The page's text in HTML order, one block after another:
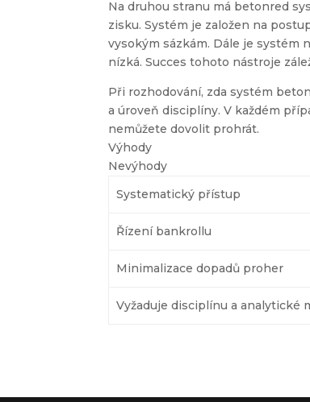
Na druhou stranu má betonred
zisku. Systém je založen na
vysokým sázkám. Dále je systém
nízká. Succes tohoto nástroje
Při rozhodování, zda systém
a úroveň disciplíny. V každém
nemůžete dovolit prohrát.
Výhody
Nevýhody
Systematický přístup
Řízení bankrollu
Minimalizace dopadů proher
Vyžaduje disciplínu a analytické